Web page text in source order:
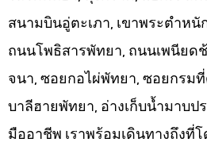
สนามบินอู่ตะเภา, เขาพระตำห
ถนนโพธิสารพัทยา, ถนนเพนีย
จนา, ซอยกอไผ่พัทยา, ซอยกรม
บาลีฮายพัทยา, อ่างเก็บน้ำมาบ
มืออาชีพ เราพร้อมเดินทางถึงที่โ